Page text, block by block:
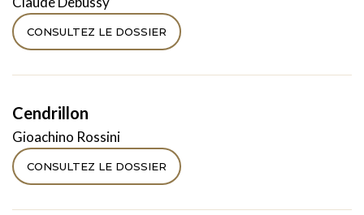
CONSULTEZ LE DOSSIER
Cendrillon
Gioachino Rossini
CONSULTEZ LE DOSSIER